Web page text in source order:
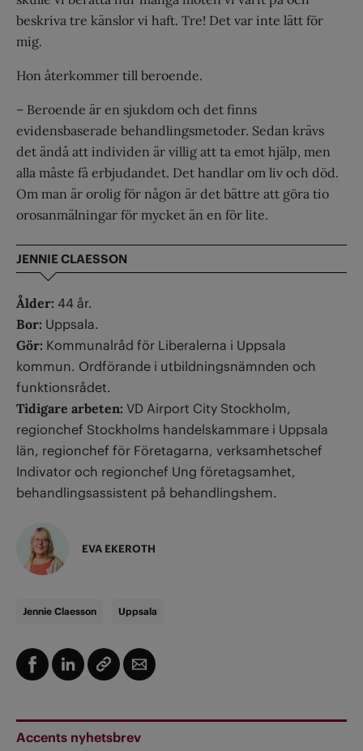
beskriva tre känslor vi haft. Tre! Det var inte lätt för
mig.
Hon återkommer till beroende.
– Beroende är en sjukdom och det finns
evidensbaserade behandlingsmetoder. Sedan krävs
det ändå att individen är villig att ta emot hjälp, men
alla måste få erbjudandet. Det handlar om liv och död.
Om man är orolig för någon är det bättre att göra tio
orosanmälningar för mycket än en för lite.
JENNIE CLAESSON
Ålder: 44 år.
Bor: Uppsala.
Gör: Kommunalråd för Liberalerna i Uppsala
kommun. Ordförande i utbildningsnämnden och
funktionsrådet.
Tidigare arbeten: VD Airport City Stockholm,
regionchef Stockholms handelskammare i Uppsala
län, regionchef för Företagarna, verksamhetschef
Indivator och regionchef Ung företagsamhet,
behandlingsassistent på behandlingshem.
EVA EKEROTH
Jennie Claesson Uppsala
Accents nyhetsbrev